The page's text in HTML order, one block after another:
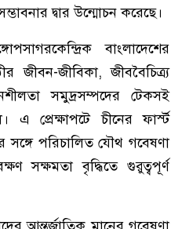
দ্বার উন্মোচন করেছে।
বাংলাদেশের
জীবন-জীবিকা, জীববৈচিত্র্য
সমুদ্রসম্পদের টেকসই
এ প্রেক্ষাপটে চীনের ফার্স্ট
সঙ্গে পরিচালিত যৌথ গবেষণা
সক্ষমতা বৃদ্ধিতে গুরুত্বপূর্ণ